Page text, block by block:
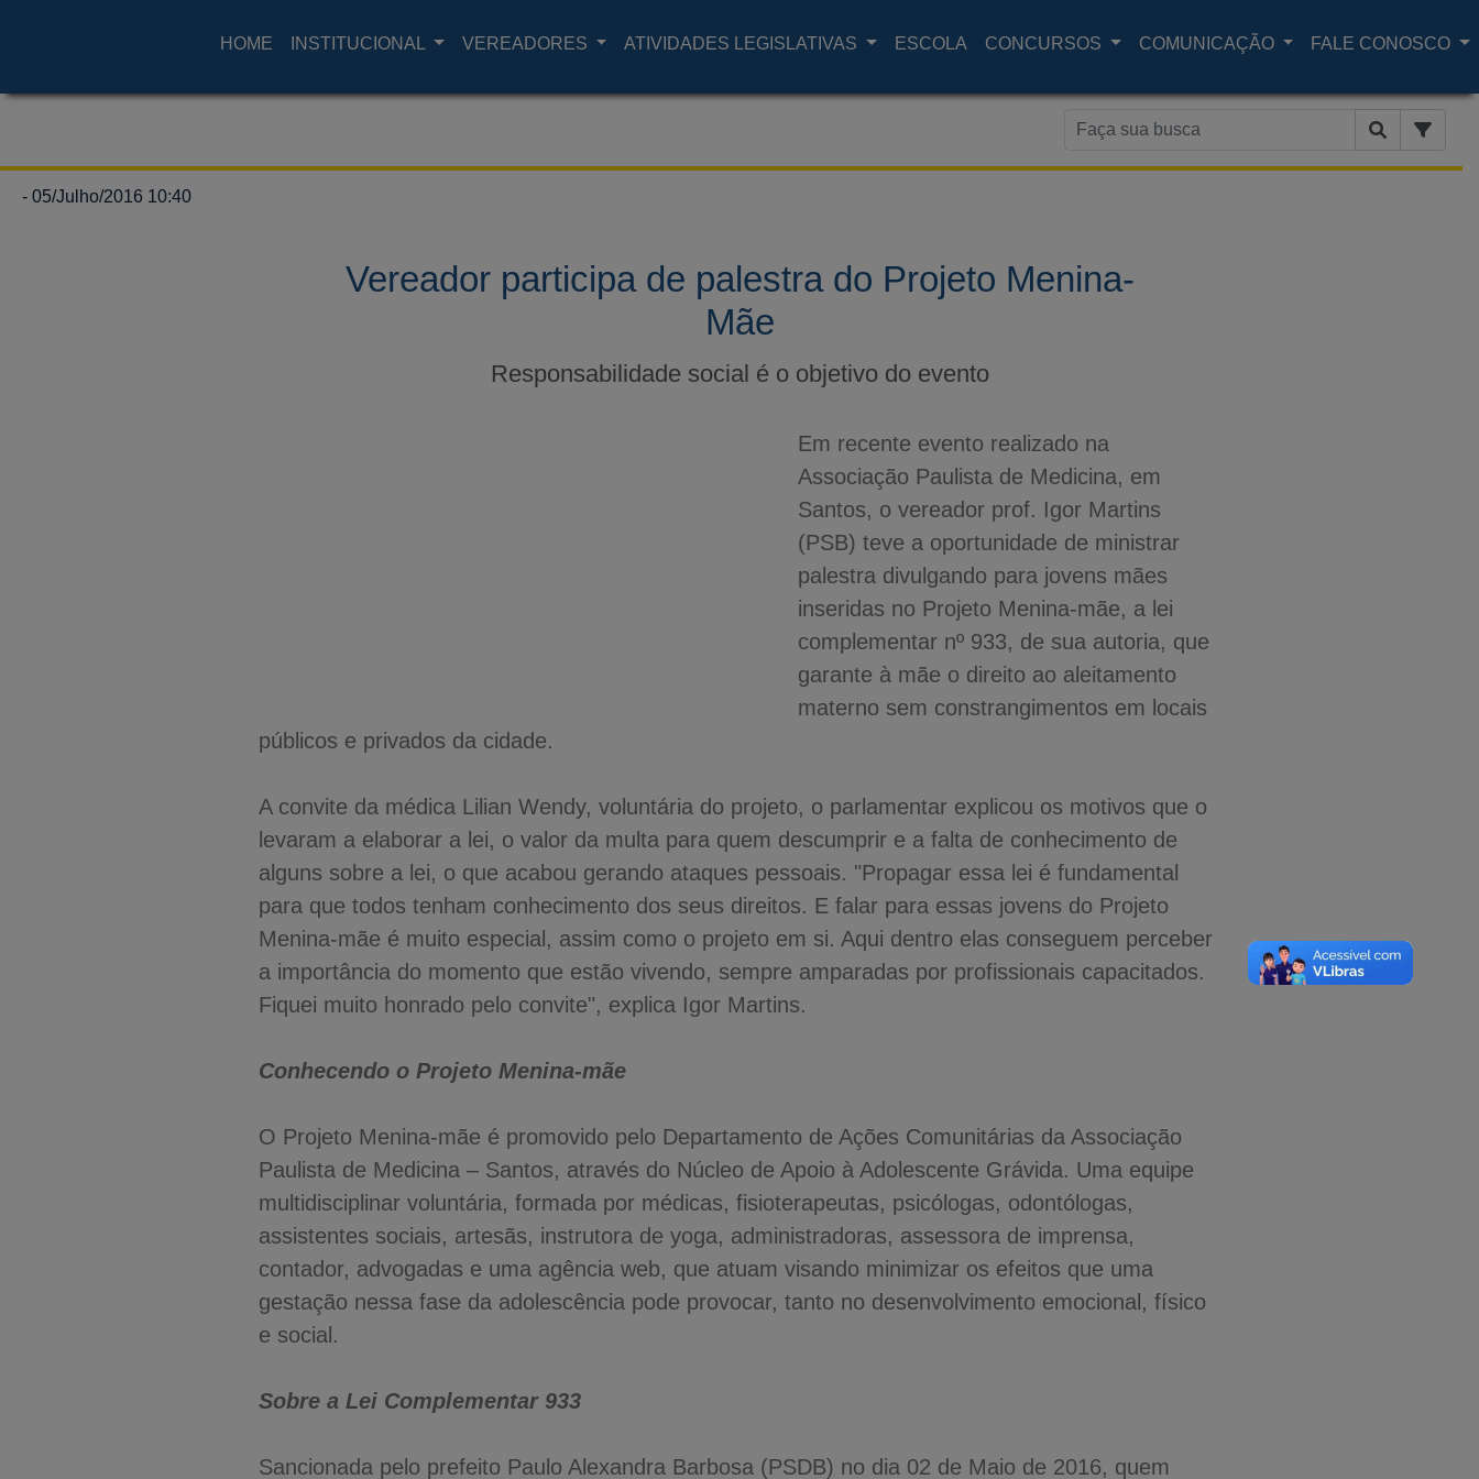
HOME INSTITUCIONAL VEREADORES ATIVIDADES LEGISLATIVAS ESCOLA CONCURSOS COMUNICAÇÃO FALE CONOSCO
- 05/Julho/2016 10:40
Vereador participa de palestra do Projeto Menina-
Mãe
Responsabilidade social é o objetivo do evento
Em recente evento realizado na
Associação Paulista de Medicina, em
Santos, o vereador prof. Igor Martins
(PSB) teve a oportunidade de ministrar
palestra divulgando para jovens mães
inseridas no Projeto Menina-mãe, a lei
complementar nº 933, de sua autoria, que
garante à mãe o direito ao aleitamento
materno sem constrangimentos em locais
públicos e privados da cidade.
A convite da médica Lilian Wendy, voluntária do projeto, o parlamentar explicou os motivos que o
levaram a elaborar a lei, o valor da multa para quem descumprir e a falta de conhecimento de
alguns sobre a lei, o que acabou gerando ataques pessoais. "Propagar essa lei é fundamental
para que todos tenham conhecimento dos seus direitos. E falar para essas jovens do Projeto
Menina-mãe é muito especial, assim como o projeto em si. Aqui dentro elas conseguem perceber
a importância do momento que estão vivendo, sempre amparadas por profissionais capacitados.
Fiquei muito honrado pelo convite", explica Igor Martins.
Conhecendo o Projeto Menina-mãe
O Projeto Menina-mãe é promovido pelo Departamento de Ações Comunitárias da Associação
Paulista de Medicina – Santos, através do Núcleo de Apoio à Adolescente Grávida. Uma equipe
multidisciplinar voluntária, formada por médicas, fisioterapeutas, psicólogas, odontólogas,
assistentes sociais, artesãs, instrutora de yoga, administradoras, assessora de imprensa,
contador, advogadas e uma agência web, que atuam visando minimizar os efeitos que uma
gestação nessa fase da adolescência pode provocar, tanto no desenvolvimento emocional, físico
e social.
Sobre a Lei Complementar 933
Sancionada pelo prefeito Paulo Alexandra Barbosa (PSDB) no dia 02 de Maio de 2016, quem